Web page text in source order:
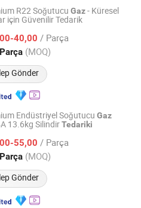
R22 Soğutucu Gaz- Küresel
için Güvenilir Tedarik
40,00 / Parça
(MOQ)
Gönder
Ltd.
Fiyat 2019
Endüstriyel Soğutucu Gaz
13.6kg SilindirTedariki
55,00 / Parça
(MOQ)
Gönder
Fiyat 2019